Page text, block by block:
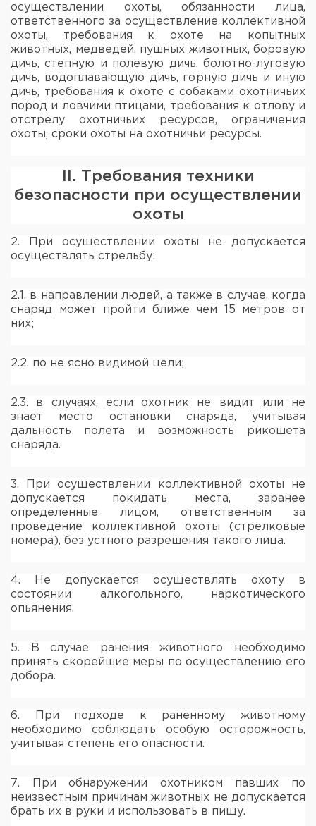
осуществлении охоты, обязанности лица,
ответственного за осуществление коллективной
охоты, требования к охоте на копытных
животных, медведей, пушных животных, боровую
дичь, степную и полевую дичь, болотно-луговую
дичь, водоплавающую дичь, горную дичь и иную
дичь, требования к охоте с собаками охотничьих
пород и ловчими птицами, требования к отлову и
отстрелу охотничьих ресурсов, ограничения
охоты, сроки охоты на охотничьи ресурсы.
II. Требования техники
безопасности при осуществлении
охоты
2. При осуществлении охоты не допускается
осуществлять стрельбу:
2.1. в направлении людей, а также в случае, когда
снаряд может пройти ближе чем 15 метров от
них;
2.2. по не ясно видимой цели;
2.3. в случаях, если охотник не видит или не
знает место остановки снаряда, учитывая
дальность полета и возможность рикошета
снаряда.
3. При осуществлении коллективной охоты не
допускается покидать места, заранее
определенные лицом, ответственным за
проведение коллективной охоты (стрелковые
номера), без устного разрешения такого лица.
4. Не допускается осуществлять охоту в
состоянии алкогольного, наркотического
опьянения.
5. В случае ранения животного необходимо
принять скорейшие меры по осуществлению его
добора.
6. При подходе к раненному животному
необходимо соблюдать особую осторожность,
учитывая степень его опасности.
7. При обнаружении охотником павших по
неизвестным причинам животных не допускается
брать их в руки и использовать в пищу.